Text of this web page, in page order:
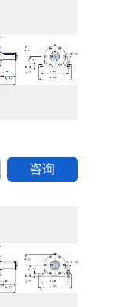
咨询